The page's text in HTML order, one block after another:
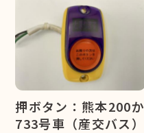
押ボタン：熊本200か
733号車（産交バス）